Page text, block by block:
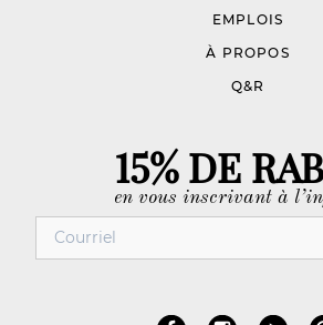
EMPLOIS
À PROPOS
Q&R
15% DE
en vous inscrivant à